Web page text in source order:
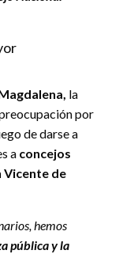
la
por
de darse a
a concejos
Vicente de
hemos
pública y la